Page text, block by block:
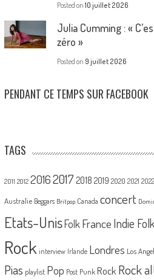
Posted on 10 juillet 2026
Julia Cumming : «
zéro »
Posted on 9 juillet 2026
PENDANT CE TEMPS SUR FACEBOOK
TAGS
2011 2012 20162017 2018 2019 2020 2021 2022
Australie Beggars Britpop Canada concert
Etats-UnisFolk France Indie
Rock interview Irlande Londres Los
Pias playlist Pop Post Punk Rock Rock